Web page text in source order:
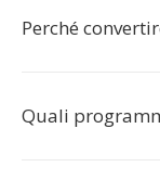
Perché
Quali